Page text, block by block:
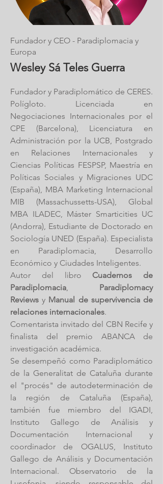
Fundador y CEO - Paradiplomacia y
Europa
Wesley Sá Teles Guerra
Fundador y Paradiplomático de CERES.
Polígloto. Licenciada en
Negociaciones Internacionales por el
CPE (Barcelona), Licenciatura en
Administración por la UCB, Postgrado
en Relaciones Internacionales y
Ciencias Políticas FESPSP, Maestría en
Políticas Sociales y Migraciones UDC
(España), MBA Marketing Internacional
MIB (Massachussetts-USA), Global
MBA ILADEC, Máster Smarticities UC
(Andorra), Estudiante de Doctorado en
Sociología UNED (España). Especialista
en Paradiplomacia, Desarrollo
Económico y Ciudades Inteligentes.
Autor del libro Cuadernos de
Paradiplomacia, Paradiplomacy
Reviewsy Manual de supervivencia de
relaciones internacionales.
Comentarista invitado del CBN Recife y
finalista del premio ABANCA de
investigación académica.
Se desempeñó como Paradiplomático
de la Generalitat de Cataluña durante
el "procés" de autodeterminación de
la región de Cataluña (España),
también fue miembro del IGADI,
Instituto Gallego de Análisis y
Documentación Internacional y
coordinador de OGALUS, Instituto
Gallego de Análisis y Documentación
Internacional. Observatorio de la